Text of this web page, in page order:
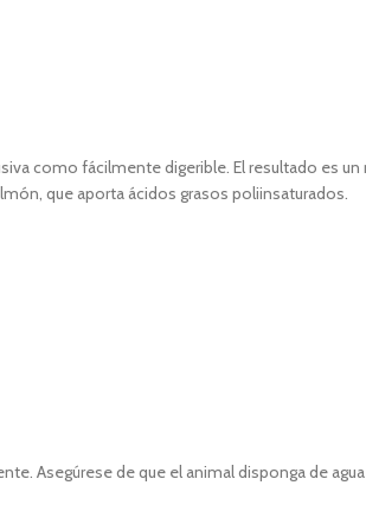
como fácilmente digerible. El resultado es un
que aporta ácidos grasos poliinsaturados.
Asegúrese de que el animal disponga de